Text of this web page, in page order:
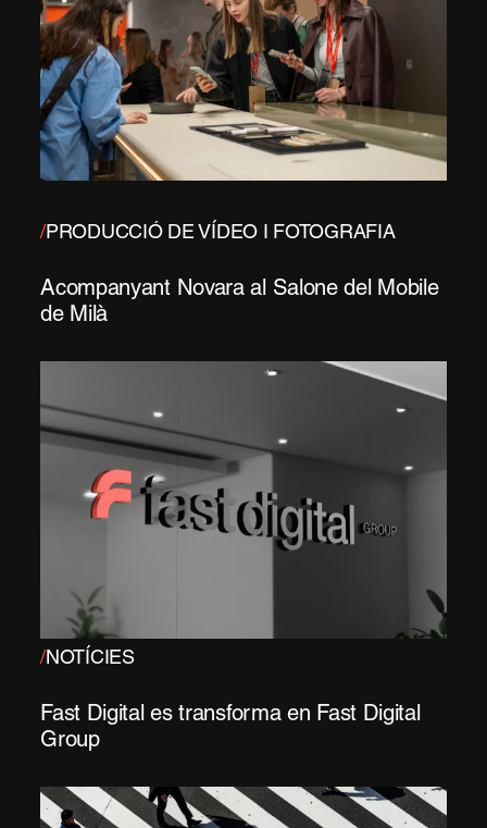
/PRODUCCIÓ DE VÍDEO I FOTOGRAFIA
Acompanyant Novara al Salone del Mobile
de Milà
/NOTÍCIES
Fast Digital es transforma en Fast Digital
Group